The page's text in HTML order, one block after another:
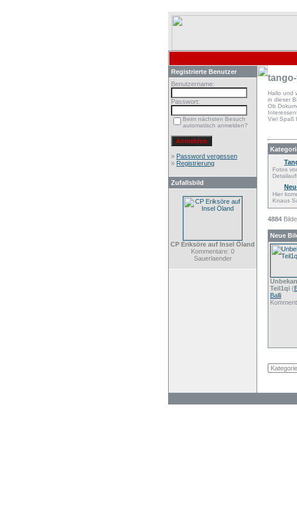
Registrierte Benutzer
Benutzername:
Passwort:
Beim nächsten Besuch
automatisch anmelden?
» Password vergessen
» Registrierung
Zufallsbild
CP Eriksöre auf Insel Öland
Kommentare: 0
Sauerlaender
Hallo und
in dieser
Ob
Viel Spaß
Fotos
Hier
Knaus
4884
Neue
Teil1qi (
Balli